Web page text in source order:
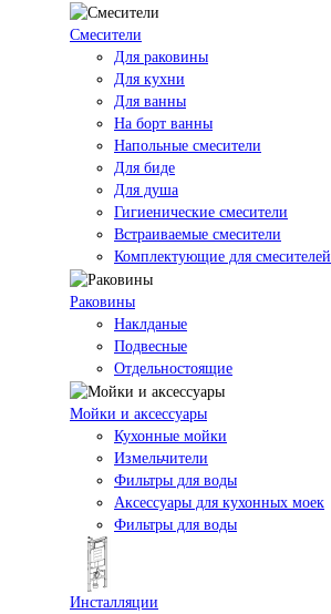
Смесители
Для раковины
Для кухни
Для ванны
На борт ванны
Напольные смесители
Для биде
Для душа
Гигиенические смесители
Встраиваемые смесители
Комплектующие для смесителей
Раковины
Наклданые
Подвесные
Отдельностоящие
Мойки и аксессуары
Кухонные мойки
Измельчители
Фильтры для воды
Аксессуары для кухонных моек
Фильтры для воды
Инсталляции